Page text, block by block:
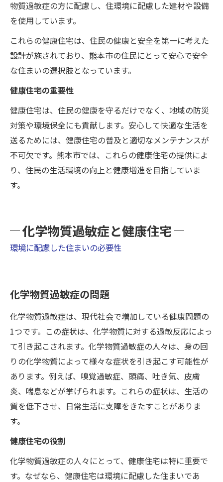
物質過敏症の方に配慮し、住環境に配慮した建材や設備
を使用しています。
これらの健康住宅は、住民の健康と安全を第一に考えた
設計が施されており、熊本市の住民にとって安心で安全
な住まいの選択肢となっています。
健康住宅の重要性
健康住宅は、住民の健康を守るだけでなく、地域の防災
対策や環境保全にも貢献します。安心して快適な生活を
送るためには、健康住宅の普及と適切なメンテナンスが
不可欠です。熊本市では、これらの健康住宅の提供によ
り、住民の生活環境の向上と健康増進を目指していま
す。
化学物質過敏症と健康住宅
環境に配慮した住まいの必要性
化学物質過敏症の問題
化学物質過敏症は、現代社会で増加している健康問題の
1つです。この症状は、化学物質に対する過敏反応によっ
て引き起こされます。化学物質過敏症の人々は、身の回
りの化学物質によって様々な症状を引き起こす可能性が
あります。例えば、嗅覚過敏症、頭痛、吐き気、皮膚
炎、喘息などが挙げられます。これらの症状は、生活の
質を低下させ、日常生活に支障をきたすことがありま
す。
健康住宅の役割
化学物質過敏症の人々にとって、健康住宅は特に重要で
す。なぜなら、健康住宅は環境に配慮した住まいであ